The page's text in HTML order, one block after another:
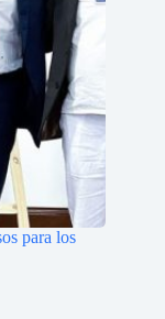
para los